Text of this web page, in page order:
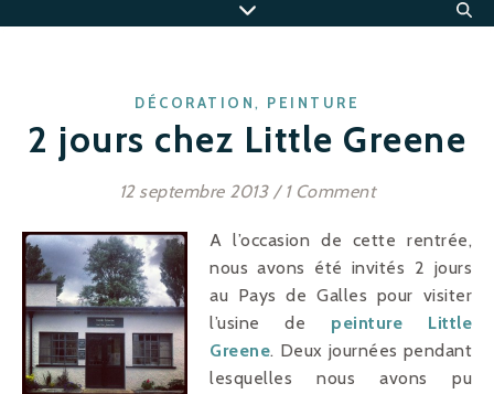
DÉCORATION, PEINTURE
2 jours chez Little Greene
12 septembre 2013 / 1 Comment
A l’occasion de cette rentrée,
nous avons été invités 2 jours
au Pays de Galles pour visiter
l’usine de peinture Little
Greene. Deux journées pendant
lesquelles nous avons pu